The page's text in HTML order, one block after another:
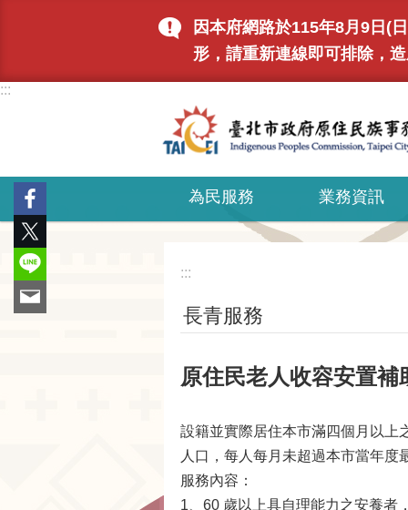
因本府網路於115年8月9日(
形，請重新連線即可排除，
:::
為民服務 業務資訊
:::
長青服務
原住民老人收容安置補
設籍並實際居住本市滿四個月以上
人口，每人每月未超過本市當年度
服務內容：
1、60 歲以上具自理能力之安養者